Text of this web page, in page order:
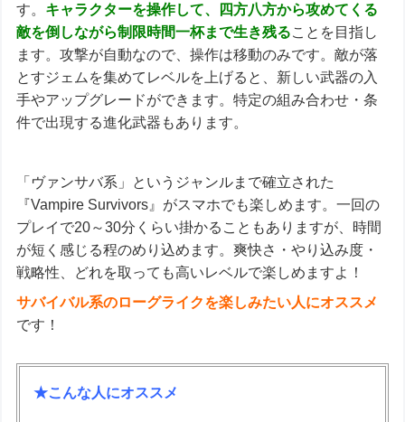
す。 キャラクターを操作して、四方八方から攻めてくる
敵を倒しながら制限時間一杯まで生き残ることを目指し
ます。攻撃が自動なので、操作は移動のみです。敵が落
とすジェムを集めてレベルを上げると、新しい武器の入
手やアップグレードができます。特定の組み合わせ・条
件で出現する進化武器もあります。
「ヴァンサバ系」というジャンルまで確立された
『Vampire Survivors』がスマホでも楽しめます。一回の
プレイで20～30分くらい掛かることもありますが、時間
が短く感じる程のめり込めます。爽快さ・やり込み度・
戦略性、どれを取っても高いレベルで楽しめますよ！
サバイバル系のローグライクを楽しみたい人にオススメ
です！
★こんな人にオススメ